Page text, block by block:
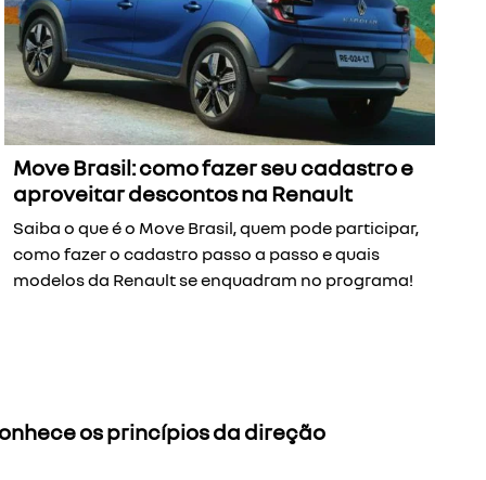
Move Brasil: como fazer seu cadastro e
aproveitar descontos na Renault
Saiba o que é o Move Brasil, quem pode participar,
como fazer o cadastro passo a passo e quais
modelos da Renault se enquadram no programa!
os princípios da direção